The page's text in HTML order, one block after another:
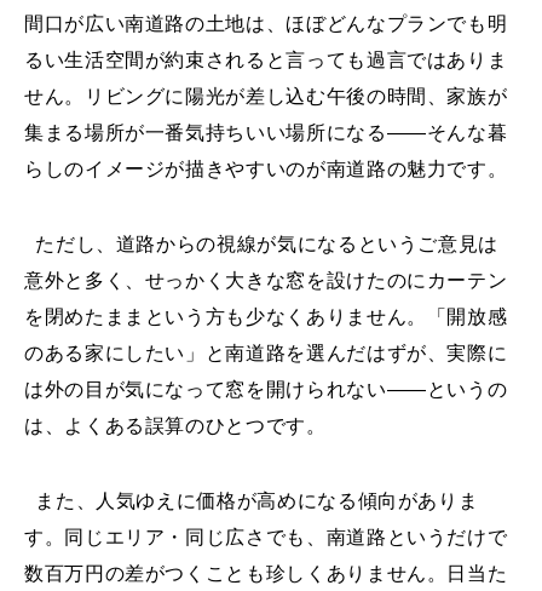
間口が広い南道路の土地は、ほぼどんなプランでも明
るい生活空間が約束されると言っても過言ではありま
せん。リビングに陽光が差し込む午後の時間、家族が
集まる場所が一番気持ちいい場所になる——そんな暮
らしのイメージが描きやすいのが南道路の魅力です。
ただし、道路からの視線が気になるというご意見は
意外と多く、せっかく大きな窓を設けたのにカーテン
を閉めたままという方も少なくありません。「開放感
のある家にしたい」と南道路を選んだはずが、実際に
は外の目が気になって窓を開けられない——というの
は、よくある誤算のひとつです。
また、人気ゆえに価格が高めになる傾向がありま
す。同じエリア・同じ広さでも、南道路というだけで
数百万円の差がつくことも珍しくありません。日当た